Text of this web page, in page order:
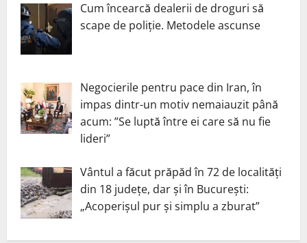
Cum încearcă dealerii de droguri să
scape de poliție. Metodele ascunse
Negocierile pentru pace din Iran, în
impas dintr-un motiv nemaiauzit până
acum: ”Se luptă între ei care să nu fie
lideri”
Vântul a făcut prăpăd în 72 de localități
din 18 județe, dar și în București:
„Acoperișul pur și simplu a zburat”